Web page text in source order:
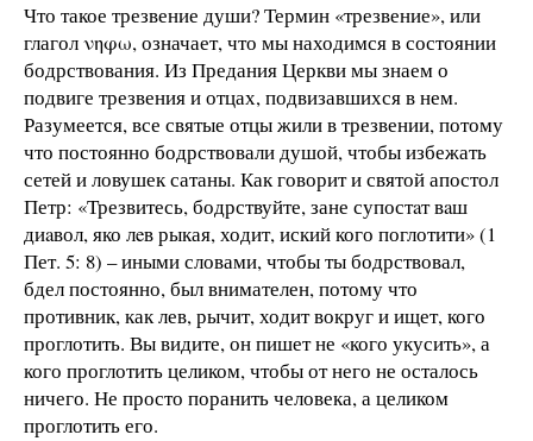
Что такое трезвение души? Термин «трезвение», или
глагол νηφω, означает, что мы находимся в состоянии
бодрствования. Из Предания Церкви мы знаем о
подвиге трезвения и отцах, подвизавшихся в нем.
Разумеется, все святые отцы жили в трезвении, потому
что постоянно бодрствовали душой, чтобы избежать
сетей и ловушек сатаны. Как говорит и святой апостол
Петр: «Трезвитесь, бодрствуйте, зане супостaт вaш
диaвол, яко лeв рыкая, ходит, иский кого поглотити» (1
Пет. 5: 8) – иными словами, чтобы ты бодрствовал,
бдел постоянно, был внимателен, потому что
противник, как лев, рычит, ходит вокруг и ищет, кого
проглотить. Вы видите, он пишет не «кого укусить», а
кого проглотить целиком, чтобы от него не осталось
ничего. Не просто поранить человека, а целиком
проглотить его.